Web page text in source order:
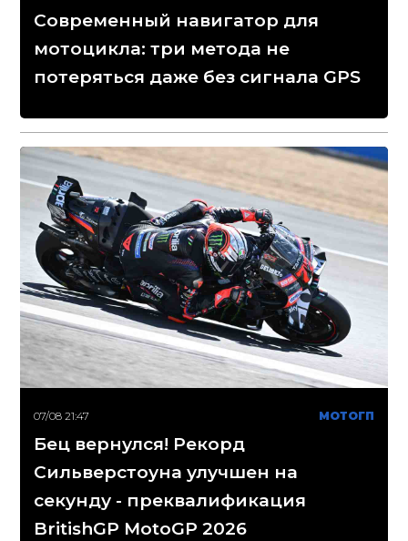
Современный навигатор для
мотоцикла: три метода не
потеряться даже без сигнала GPS
07/08 21:47 МОТОГП
Бец вернулся! Рекорд
Сильверстоуна улучшен на
секунду - преквалификация
BritishGP MotoGP 2026